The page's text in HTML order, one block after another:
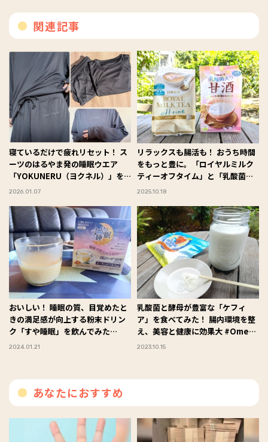
関連記事
寝ているだけで疲れリセット！ ス
ーツのはるやま発の睡眠ウエア
「YOKUNERU（ヨクネル）」を
試してみた #Omezaトーク
2026.01.07
リラックスも腸活も！ おうち時間
をもっと豊に。「ロイヤルミルク
ティーオフタイム」と「乳酸菌入
り甘酒」で心と体を整える
2025.10.18
おいしい！ 睡眠の質、目覚めたと
きの満足感が向上する粉末ドリン
ク「すや睡眠」を飲んでみた
#Omezaトーク
2024.01.21
乳酸菌と酵母が豊富な「ケフィ
ア」を食べてみた！ 腸内環境を整
え、美容と健康に効果大 #Omeza
トーク
2023.10.15
あなたにおすすめ